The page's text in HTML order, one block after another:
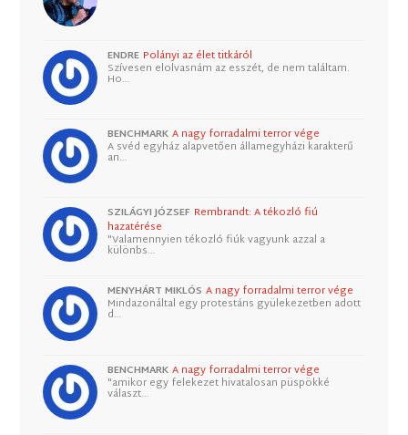
ENDRE Polányi az élet titkáról
Szívesen elolvasnám az esszét, de nem találtam.
Ho…
BENCHMARK A nagy forradalmi terror vége
A svéd egyház alapvetően államegyházi karakterű
an…
SZILÁGYI JÓZSEF Rembrandt: A tékozló fiú
hazatérése
"Valamennyien tékozló fiúk vagyunk azzal a
különbs…
MENYHÁRT MIKLÓS A nagy forradalmi terror vége
Mindazonáltal egy protestáns gyülekezetben adott
d…
BENCHMARK A nagy forradalmi terror vége
"amikor egy felekezet hivatalosan püspökké
választ…